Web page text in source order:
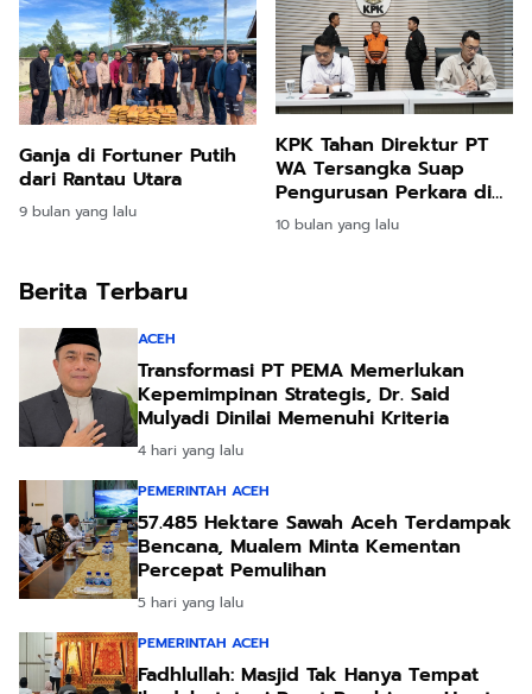
Ganja di Fortuner Putih
dari Rantau Utara
9 bulan yang lalu
KPK Tahan Direktur PT
WA Tersangka Suap
Pengurusan Perkara di
MA
10 bulan yang lalu
Berita Terbaru
ACEH
Transformasi PT PEMA Memerlukan
Kepemimpinan Strategis, Dr. Said
Mulyadi Dinilai Memenuhi Kriteria
4 hari yang lalu
PEMERINTAH ACEH
57.485 Hektare Sawah Aceh Terdampak
Bencana, Mualem Minta Kementan
Percepat Pemulihan
5 hari yang lalu
PEMERINTAH ACEH
Fadhlullah: Masjid Tak Hanya Tempat